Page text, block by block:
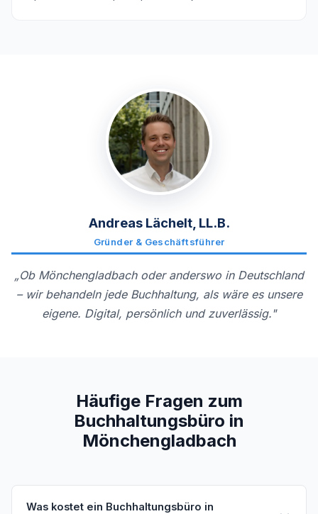
Andreas Lächelt, LL.B.
Gründer & Geschäftsführer
„Ob Mönchengladbach oder anderswo in Deutschland
– wir behandeln jede Buchhaltung, als wäre es unsere
eigene. Digital, persönlich und zuverlässig."
Häufige Fragen zum
Buchhaltungsbüro in
Mönchengladbach
Was kostet ein Buchhaltungsbüro in